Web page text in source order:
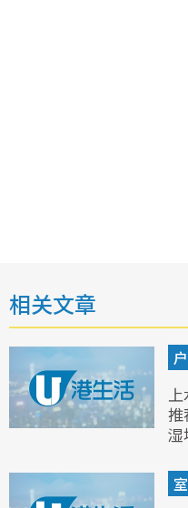
相关文章
推
湿